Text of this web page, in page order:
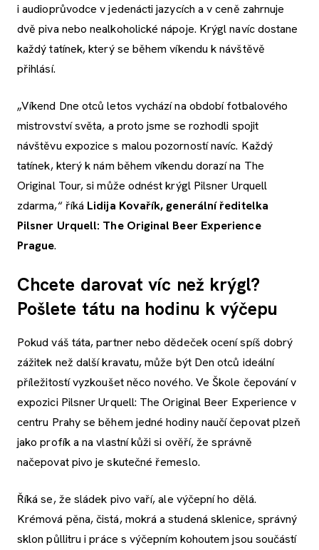
i audioprůvodce v jedenácti jazycích a v ceně zahrnuje
dvě piva nebo nealkoholické nápoje. Krýgl navíc dostane
každý tatínek, který se během víkendu k návštěvě
přihlásí.
„Víkend Dne otců letos vychází na období fotbalového
mistrovství světa, a proto jsme se rozhodli spojit
návštěvu expozice s malou pozorností navíc. Každý
tatínek, který k nám během víkendu dorazí na The
Original Tour, si může odnést krýgl Pilsner Urquell
zdarma,“ říká Lidija Kovařík, generální ředitelka
Pilsner Urquell: The Original Beer Experience
Prague.
Chcete darovat víc než krýgl?
Pošlete tátu na hodinu k výčepu
Pokud váš táta, partner nebo dědeček ocení spíš dobrý
zážitek než další kravatu, může být Den otců ideální
příležitostí vyzkoušet něco nového. Ve Škole čepování v
expozici Pilsner Urquell: The Original Beer Experience v
centru Prahy se během jedné hodiny naučí čepovat plzeň
jako profík a na vlastní kůži si ověří, že správně
načepovat pivo je skutečné řemeslo.
Říká se, že sládek pivo vaří, ale výčepní ho dělá.
Krémová pěna, čistá, mokrá a studená sklenice, správný
sklon půllitru i práce s výčepním kohoutem jsou součástí